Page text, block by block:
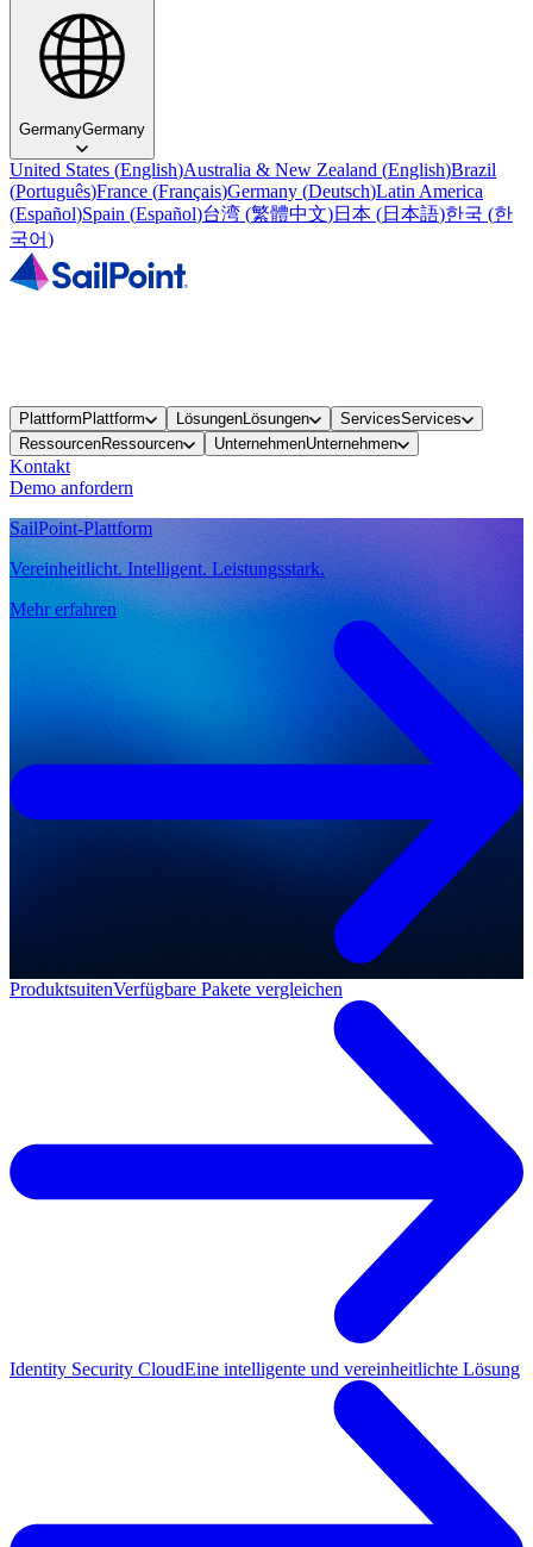
GermanyGermany
United States (English)Australia & New Zealand (English)Brazil
(Português)France (Français)Germany (Deutsch)Latin America
(Español)Spain (Español)台湾 (繁體中文)日本 (日本語)한국 (한
국어)
Plattform Plattform LösungenLösungen ServicesServices
RessourcenRessourcen UnternehmenUnternehmen
Kontakt
Demo anfordern
SailPoint-Plattform
Vereinheitlicht. Intelligent. Leistungsstark.
Mehr erfahren
ProduktsuitenVerfügbare Pakete vergleichen
Identity Security CloudEine intelligente und vereinheitlichte Lösung